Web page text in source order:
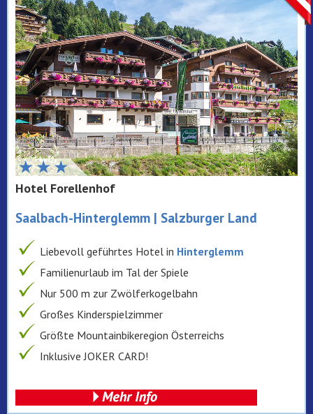
Hotel Forellenhof
Saalbach-Hinterglemm | Salzburger Land
Liebevoll geführtes Hotel in Hinterglemm
Familienurlaub im Tal der Spiele
Nur 500 m zur Zwölferkogelbahn
Großes Kinderspielzimmer
Größte Mountainbikeregion Österreichs
Inklusive JOKER CARD!